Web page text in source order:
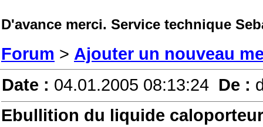
D'avance merci. Service technique
Forum > Ajouter un nouveau
Date : 04.01.2005 08:13:24 De :
Ebullition du liquide caloporteur